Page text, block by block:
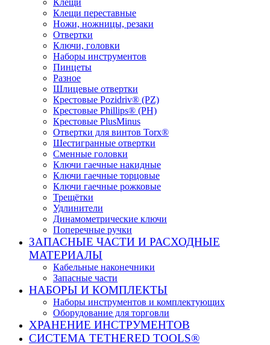
Клещи
Клещи переставные
Ножи, ножницы, резаки
Отвертки
Ключи, головки
Наборы инструментов
Пинцеты
Разное
Шлицевые отвертки
Крестовые Pozidriv® (PZ)
Крестовые Phillips® (PH)
Крестовые PlusMinus
Отвертки для винтов Torx®
Шестигранные отвертки
Сменные головки
Ключи гаечные накидные
Ключи гаечные торцовые
Ключи гаечные рожковые
Трещётки
Удлинители
Динамометрические ключи
Поперечные ручки
ЗАПАСНЫЕ ЧАСТИ И РАСХОДНЫЕ
МАТЕРИАЛЫ
Кабельные наконечники
Запасные части
НАБОРЫ И КОМПЛЕКТЫ
Наборы инструментов и комплектующих
Оборудование для торговли
ХРАНЕНИЕ ИНС­ТРУ­МЕН­ТОВ
СИСТЕМА TETHERED TOOLS®